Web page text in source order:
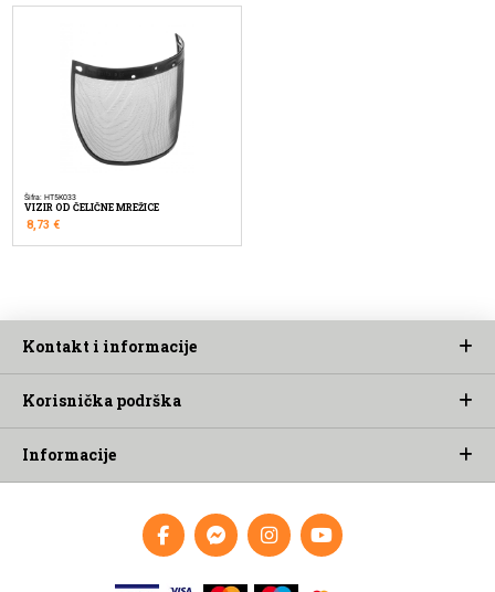
Šifra: HT5K033
VIZIR OD ČELIČNE MREŽICE
8,73 €
Kontakt i informacije
Korisnička podrška
Informacije